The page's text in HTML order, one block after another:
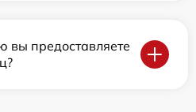
вы предоставляете